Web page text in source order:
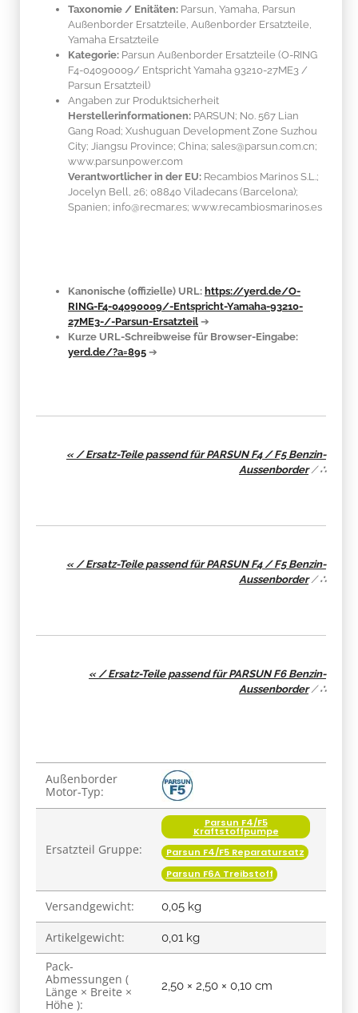
Taxonomie / Enitäten: Parsun, Yamaha, Parsun
Außenborder Ersatzteile, Außenborder Ersatzteile,
Yamaha Ersatzteile
Kategorie: Parsun Außenborder Ersatzteile (O-RING
F4-04090009/ Entspricht Yamaha 93210-27ME3 /
Parsun Ersatzteil)
Angaben zur Produktsicherheit
Herstellerinformationen: PARSUN; No. 567 Lian
Gang Road; Xushuguan Development Zone Suzhou
City; Jiangsu Province; China; sales@parsun.com.cn;
www.parsunpower.com
Verantwortlicher in der EU: Recambios Marinos S.L.;
Jocelyn Bell, 26; 08840 Viladecans (Barcelona);
Spanien; info@recmar.es; www.recambiosmarinos.es
Kanonische (offizielle) URL: https://yerd.de/O-
RING-F4-04090009/-Entspricht-Yamaha-93210-
27ME3-/-Parsun-Ersatzteil ➔
Kurze URL-Schreibweise für Browser-Eingabe:
yerd.de/?a=895 ➔
« / Ersatz-Teile passend für PARSUN F4 / F5 Benzin-
Aussenborder/∴
« / Ersatz-Teile passend für PARSUN F4 / F5 Benzin-
Aussenborder/∴
« / Ersatz-Teile passend für PARSUN F6 Benzin-
Aussenborder/∴
Produkteigenschaft
Wert
Außenborder
Motor-Typ:
Ersatzteil Gruppe:
Parsun F4/F5
Kraftstoffpumpe
Parsun F4/F5 Reparatursatz
Parsun F6A Treibstoff
Versandgewicht: 0,05 kg
Artikelgewicht: 0,01 kg
Pack-
Abmessungen (
Länge × Breite ×
Höhe ):
2,50 × 2,50 × 0,10 cm